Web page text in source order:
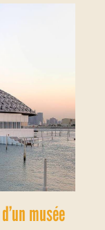
musée